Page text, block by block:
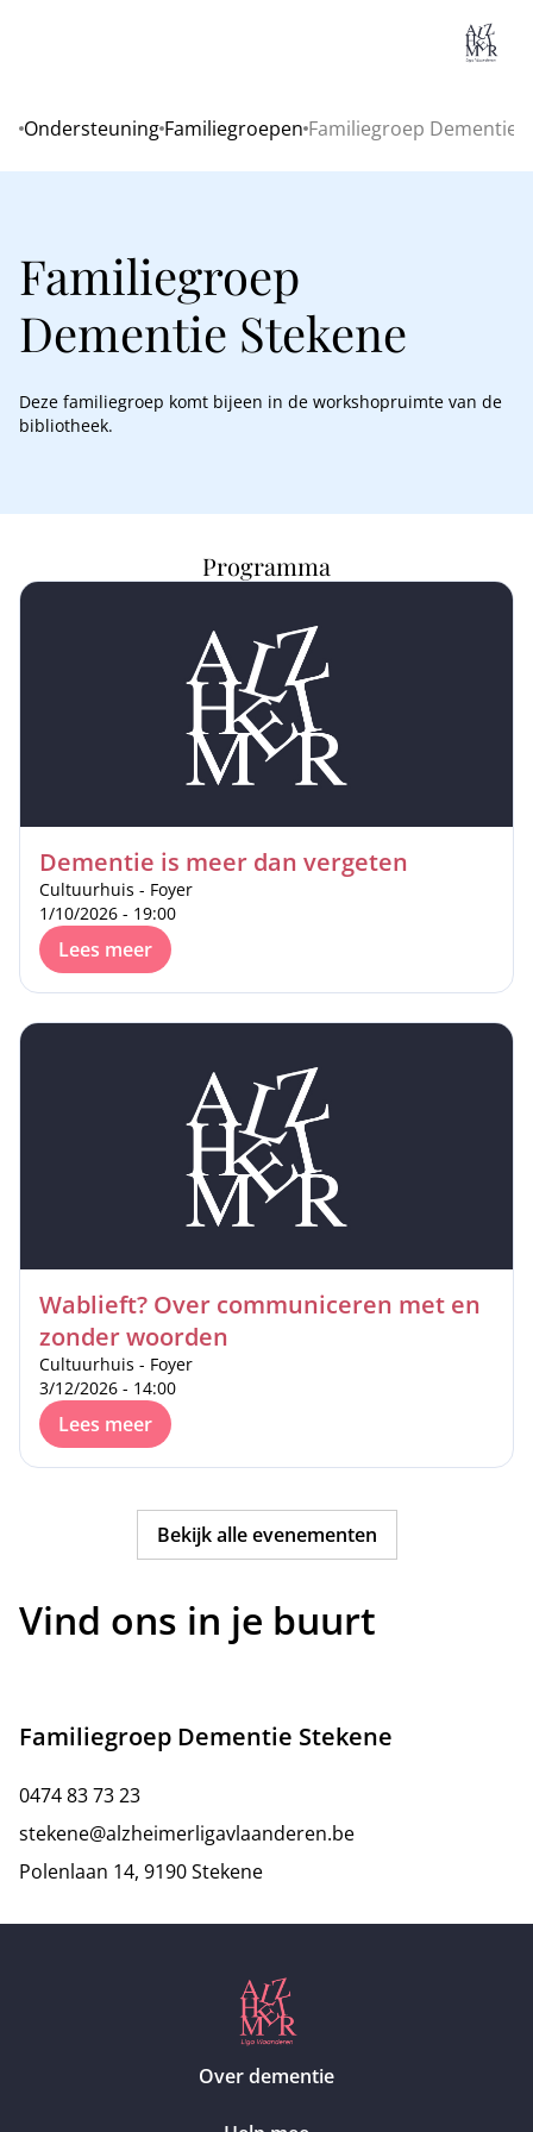
Home
Ondersteuning Familiegroepen Familiegroep Dementie
Familiegroep
Dementie Stekene
Deze familiegroep komt bijeen in de workshopruimte van de
bibliotheek.
Programma
Dementie is meer dan vergeten
Cultuurhuis - Foyer
1/10/2026 - 19:00
Lees meer
Wablieft? Over communiceren met en
zonder woorden
Cultuurhuis - Foyer
3/12/2026 - 14:00
Lees meer
Bekijk alle evenementen
Vind ons in je buurt
Familiegroep Dementie Stekene
0474 83 73 23
stekene@alzheimerligavlaanderen.be
Polenlaan 14, 9190 Stekene
Over dementie